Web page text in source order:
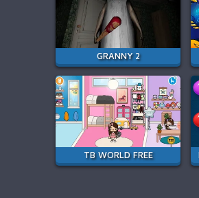
GRANNY 2
TB WORLD FREE